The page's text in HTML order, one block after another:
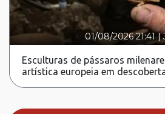
01/08/2026 21:41 |
Esculturas de pássaros
artística europeia em